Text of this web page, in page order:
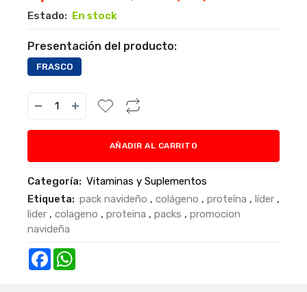
Estado: En stock
Presentación del producto:
FRASCO
AÑADIR AL CARRITO
Categoría: Vitaminas y Suplementos
Etiqueta: pack navideño , colágeno , proteína , líder ,
lider , colageno , proteina , packs , promocion
navideña
Facebook